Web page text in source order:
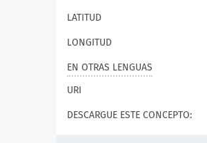
LATITUD
LONGITUD
EN OTRAS LENGUAS
URI
DESCARGUE ESTE CONCEPTO: